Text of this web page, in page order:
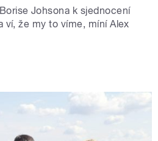
Johsona k sjednocení
ví, že my to víme, míní Alex